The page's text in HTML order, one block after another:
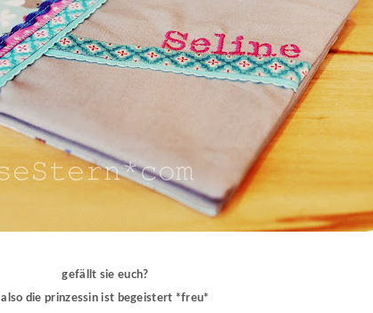
gefällt sie euch?
also die prinzessin ist begeistert *freu*